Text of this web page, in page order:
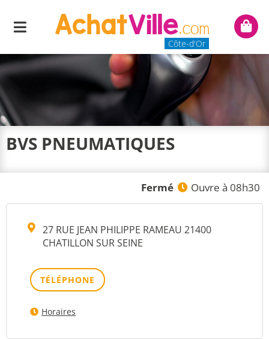
Menu
Côte-d'Or
Mon
BVS PNEUMATIQUES
Fermé Ouvre à 08h30
27 RUE JEAN PHILIPPE RAMEAU 21400
CHATILLON SUR SEINE
TÉLÉPHONE
Horaires